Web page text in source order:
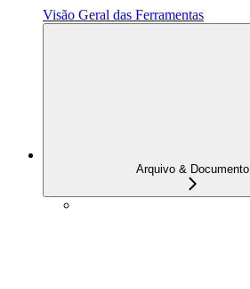
Visão Geral das Ferramentas
Arquivo & Documento